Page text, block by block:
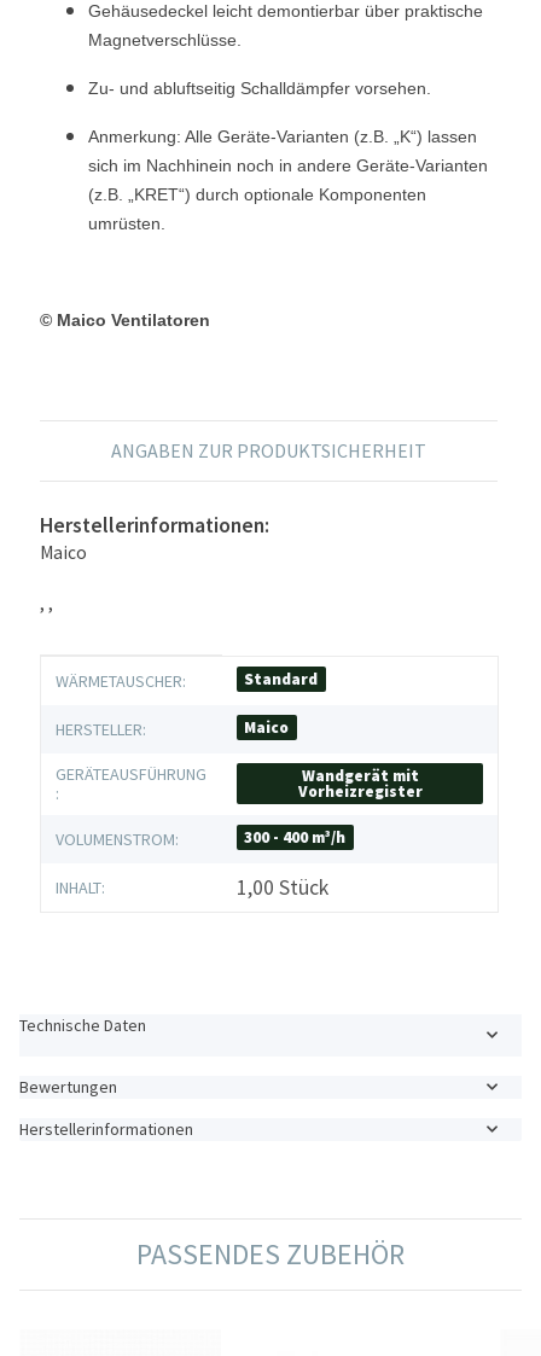
Gehäusedeckel leicht demontierbar über praktische
Magnetverschlüsse.
Zu- und abluftseitig Schalldämpfer vorsehen.
Anmerkung: Alle Geräte-Varianten (z.B. „K“) lassen
sich im Nachhinein noch in andere Geräte-Varianten
(z.B. „KRET“) durch optionale Komponenten
umrüsten.
© Maico Ventilatoren
ANGABEN ZUR PRODUKTSICHERHEIT
Herstellerinformationen:
Maico
, ,
Produkteigenschaft
Wert
WÄRMETAUSCHER: Standard
HERSTELLER: Maico
GERÄTEAUSFÜHRUNG
:
Wandgerät mit
Vorheizregister
VOLUMENSTROM: 300 - 400 m³/h
INHALT: 1,00 Stück
Technische Daten
Bewertungen
Herstellerinformationen
PASSENDES ZUBEHÖR